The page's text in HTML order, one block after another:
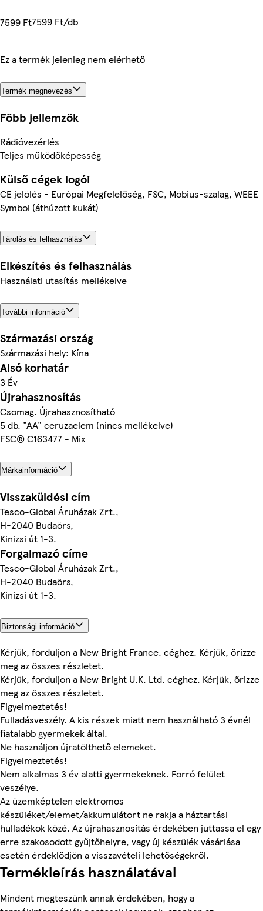
7599 Ft7599 Ft/db
Ez a termék jelenleg nem elérhető
Termék megnevezés
Főbb jellemzők
Rádióvezérlés
Teljes működőképesség
Külső cégek logói
CE jelölés - Európai Megfelelőség, FSC, Möbius-szalag, WEEE
Symbol (áthúzott kukát)
Tárolás és felhasználás
Elkészítés és felhasználás
Használati utasítás mellékelve
További információ
Származási ország
Származási hely: Kína
Alsó korhatár
3 Év
Újrahasznosítás
Csomag. Újrahasznosítható
5 db. "AA" ceruzaelem (nincs mellékelve)
FSC® C163477 - Mix
Márkainformáció
Visszaküldési cím
Tesco-Global Áruházak Zrt.,
H-2040 Budaörs,
Kinizsi út 1-3.
Forgalmazó címe
Tesco-Global Áruházak Zrt.,
H-2040 Budaörs,
Kinizsi út 1-3.
Biztonsági információ
Kérjük, forduljon a New Bright France. céghez. Kérjük, őrizze
meg az összes részletet.
Kérjük, forduljon a New Bright U.K. Ltd. céghez. Kérjük, őrizze
meg az összes részletet.
Figyelmeztetés!
Fulladásveszély. A kis részek miatt nem használható 3 évnél
fiatalabb gyermekek által.
Ne használjon újratölthető elemeket.
Figyelmeztetés!
Nem alkalmas 3 év alatti gyermekeknek. Forró felület
veszélye.
Az üzemképtelen elektromos
készüléket/elemet/akkumulátort ne rakja a háztartási
hulladékok közé. Az újrahasznosítás érdekében juttassa el egy
erre szakosodott gyűjtőhelyre, vagy új készülék vásárlása
esetén érdeklődjön a visszavételi lehetőségekről.
Termékleírás használatával
Mindent megteszünk annak érdekében, hogy a